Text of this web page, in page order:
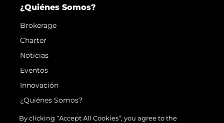
¿Quiénes Somos?
Brokerage
Charter
Noticias
Eventos
Innovación
¿Quiénes Somos?
El Equipo
By clicking “Accept All Cookies”, you agree to the